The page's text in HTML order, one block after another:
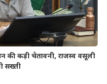
की कड़ी चेतावनी, राजस्व वसूली
सख्ती